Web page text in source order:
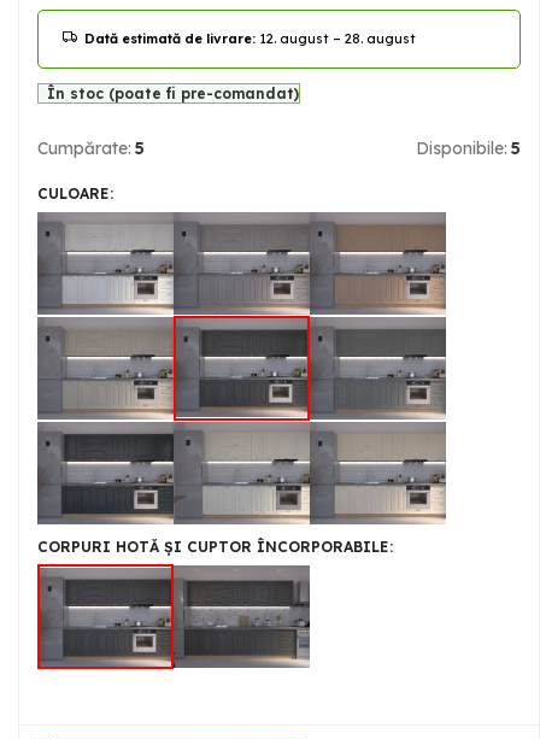
Dată estimată de livrare: 12. august – 28. august
În stoc (poate fi pre-comandat)
Cumpărate: 5 Disponibile: 5
CULOARE
CORPURI HOTĂ ȘI CUPTOR ÎNCORPORABILE